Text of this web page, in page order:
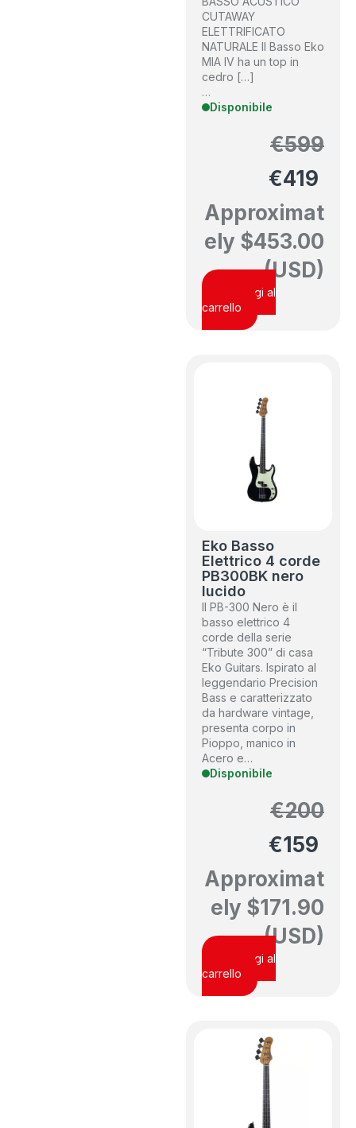
CUTAWAY
ELETTRIFICATO
NATURALE Il Basso Eko
MIA IV ha un top in
cedro […]
…
Disponibile
€599
€419
Approximat
ely $453.00
(USD)
Aggiungi al
carrello
Eko Basso
Elettrico 4 corde
PB300BK nero
lucido
Il PB-300 Nero è il
basso elettrico 4
corde della serie
“Tribute 300” di casa
Eko Guitars. Ispirato al
leggendario Precision
Bass e caratterizzato
da hardware vintage,
presenta corpo in
Pioppo, manico in
Acero e…
Disponibile
€200
€159
Approximat
ely $171.90
(USD)
Aggiungi al
carrello